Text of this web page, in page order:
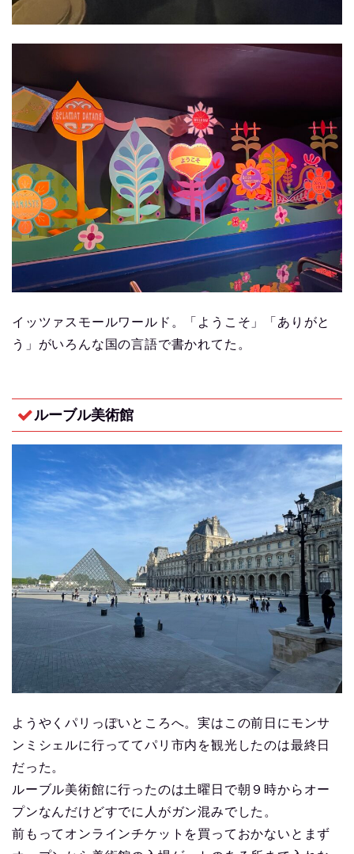
イッツァスモールワールド。「ようこそ」「ありがと
う」がいろんな国の言語で書かれてた。
ルーブル美術館
ようやくパリっぽいところへ。実はこの前日にモンサ
ンミシェルに行っててパリ市内を観光したのは最終日
だった。
ルーブル美術館に行ったのは土曜日で朝９時からオー
プンなんだけどすでに人がガン混みでした。
前もってオンラインチケットを買っておかないとまず